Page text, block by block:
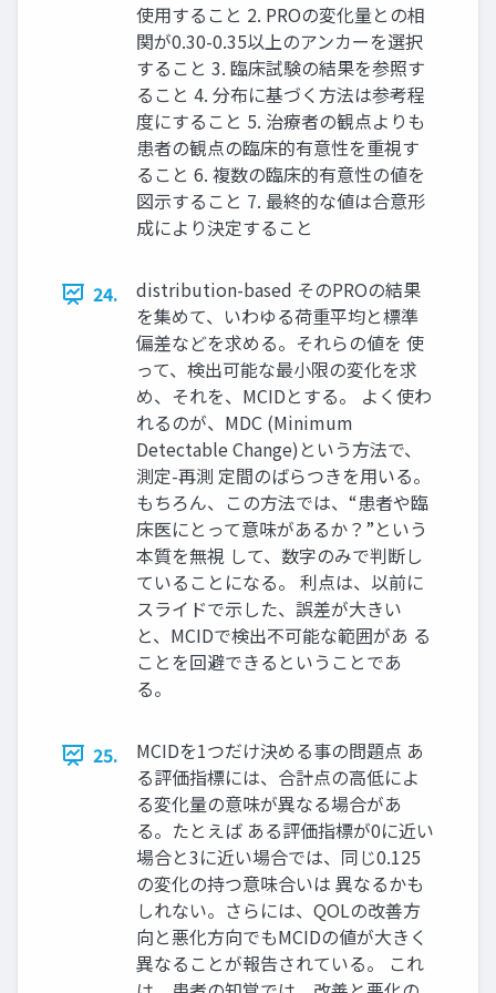
使用すること 2. PROの変化量との相
関が0.30-0.35以上のアンカーを選択
すること 3. 臨床試験の結果を参照す
ること 4. 分布に基づく方法は参考程
度にすること 5. 治療者の観点よりも
患者の観点の臨床的有意性を重視す
ること 6. 複数の臨床的有意性の値を
図示すること 7. 最終的な値は合意形
成により決定すること
24.
distribution-based そのPROの結果
を集めて、いわゆる荷重平均と標準
偏差などを求める。それらの値を 使
って、検出可能な最小限の変化を求
め、それを、MCIDとする。 よく使わ
れるのが、MDC (Minimum
Detectable Change)という方法で、
測定-再測 定間のばらつきを用いる。
もちろん、この方法では、“患者や臨
床医にとって意味があるか？”という
本質を無視 して、数字のみで判断し
ていることになる。 利点は、以前に
スライドで示した、誤差が大きい
と、MCIDで検出不可能な範囲があ る
ことを回避できるということであ
る。
25.
MCIDを1つだけ決める事の問題点 あ
る評価指標には、合計点の高低によ
る変化量の意味が異なる場合があ
る。たとえば ある評価指標が0に近い
場合と3に近い場合では、同じ0.125
の変化の持つ意味合いは 異なるかも
しれない。さらには、QOLの改善方
向と悪化方向でもMCIDの値が大きく
異なることが報告されている。 これ